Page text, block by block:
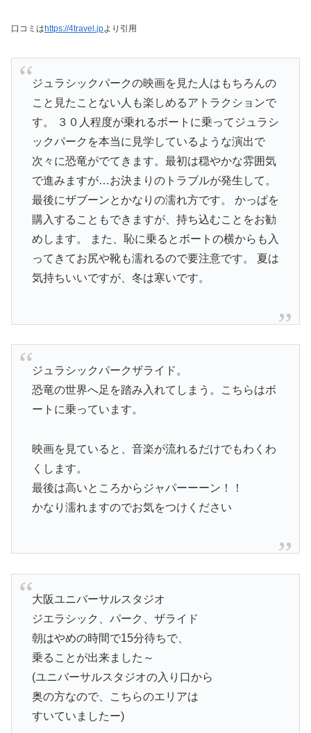
口コミは https://4travel.jpより引用
ジュラシックパークの映画を見た人はもちろんの
こと見たことない人も楽しめるアトラクションで
す。 ３０人程度が乗れるボートに乗ってジュラシ
ックパークを本当に見学しているような演出で
次々に恐竜がでてきます。最初は穏やかな雰囲気
で進みますが…お決まりのトラブルが発生して。
最後にザブーンとかなりの濡れ方です。 かっぱを
購入することもできますが、持ち込むことをお勧
めします。 また、恥に乗るとボートの横からも入
ってきてお尻や靴も濡れるので要注意です。 夏は
気持ちいいですが、冬は寒いです。
ジュラシックパークザライド。
恐竜の世界へ足を踏み入れてしまう。こちらはボ
ートに乗っています。
映画を見ていると、音楽が流れるだけでもわくわ
くします。
最後は高いところからジャパーーーン！！
かなり濡れますのでお気をつけください
大阪ユニバーサルスタジオ
ジエラシック、パーク、ザライド
朝はやめの時間で15分待ちで、
乗ることが出来ました～
(ユニバーサルスタジオの入り口から
奥の方なので、こちらのエリアは
すいていましたー)